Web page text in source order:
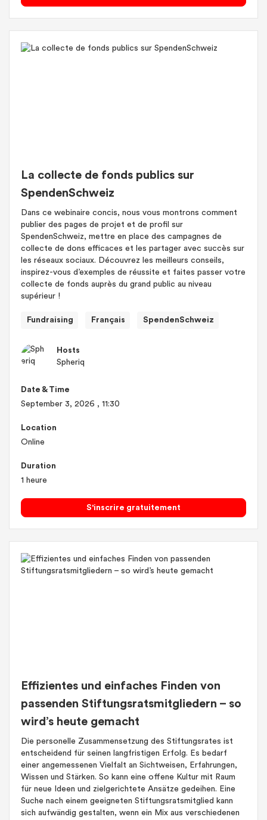
La collecte de fonds publics sur
SpendenSchweiz
Dans ce webinaire concis, nous vous montrons comment
publier des pages de projet et de profil sur
SpendenSchweiz, mettre en place des campagnes de
collecte de dons efficaces et les partager avec succès sur
les réseaux sociaux. Découvrez les meilleurs conseils,
inspirez-vous d’exemples de réussite et faites passer votre
collecte de fonds auprès du grand public au niveau
supérieur !
Fundraising Français SpendenSchweiz
Hosts
Spheriq
Date & Time
September 3, 2026 , 11:30
Location
Online
Duration
1 heure
S'inscrire gratuitement
Effizientes und einfaches Finden von
passenden Stiftungsratsmitgliedern – so
wird’s heute gemacht
Die personelle Zusammensetzung des Stiftungsrates ist
entscheidend für seinen langfristigen Erfolg. Es bedarf
einer angemessenen Vielfalt an Sichtweisen, Erfahrungen,
Wissen und Stärken. So kann eine offene Kultur mit Raum
für neue Ideen und zielgerichtete Ansätze gedeihen. Eine
Suche nach einem geeigneten Stiftungsratsmitglied kann
sich aufwändig gestalten, wenn ein Mix aus verschiedenen